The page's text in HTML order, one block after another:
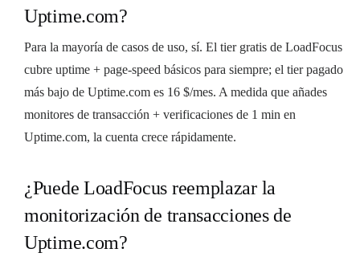
Uptime.com?
Para la mayoría de casos de uso, sí. El tier gratis de LoadFocus
cubre uptime + page-speed básicos para siempre; el tier pagado
más bajo de Uptime.com es 16 $/mes. A medida que añades
monitores de transacción + verificaciones de 1 min en
Uptime.com, la cuenta crece rápidamente.
¿Puede LoadFocus reemplazar la
monitorización de transacciones de
Uptime.com?